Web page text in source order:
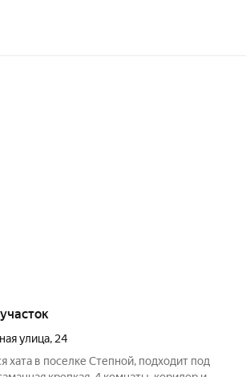
улица, 24
хата в поселке Степной, подходит под